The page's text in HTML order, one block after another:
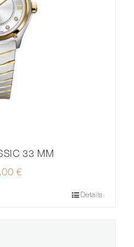
33 MM
€
Details